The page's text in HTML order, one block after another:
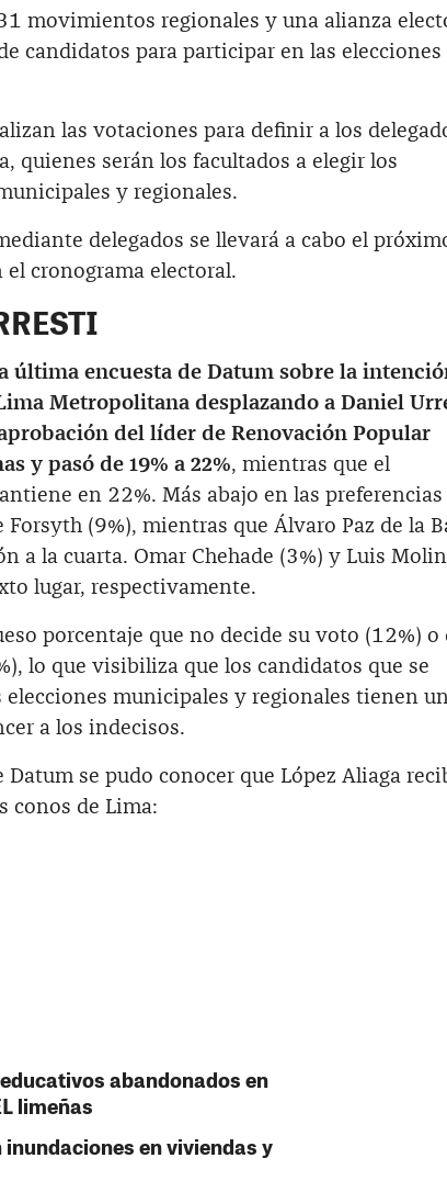
movimientos regionales y una alianza
candidatos para participar en las elecciones
las votaciones para definir a los
quienes serán los facultados a elegir los
y regionales.
delegados se llevará a cabo el
cronograma electoral.
última encuesta de Datum sobre la
Metropolitana desplazando a Daniel
del líder de Renovación Popular
y pasó de 19% a 22%, mientras que el
en 22%. Más abajo en las preferencias
Forsyth (9%), mientras que Álvaro Paz de la
a la cuarta. Omar Chehade (3%) y Luis
lugar, respectivamente.
porcentaje que no decide su voto (12%) o
lo que visibiliza que los candidatos que se
municipales y regionales tienen
a los indecisos.
Datum se pudo conocer que López Aliaga
conos de Lima:
abandonados en
limeñas
en viviendas y